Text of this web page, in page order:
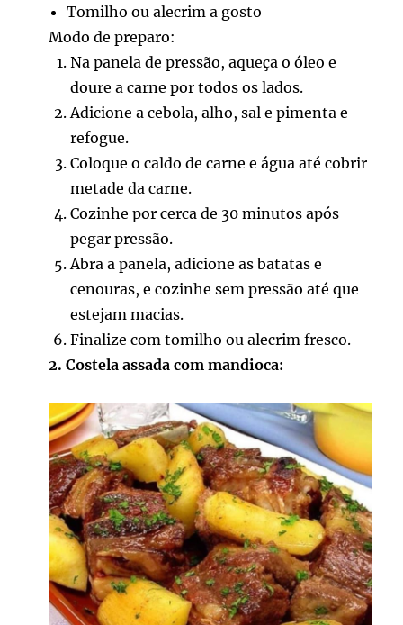
Tomilho ou alecrim a gosto
Modo de preparo:
Na panela de pressão, aqueça o óleo e
doure a carne por todos os lados.
Adicione a cebola, alho, sal e pimenta e
refogue.
Coloque o caldo de carne e água até cobrir
metade da carne.
Cozinhe por cerca de 30 minutos após
pegar pressão.
Abra a panela, adicione as batatas e
cenouras, e cozinhe sem pressão até que
estejam macias.
Finalize com tomilho ou alecrim fresco.
2. Costela assada com mandioca: